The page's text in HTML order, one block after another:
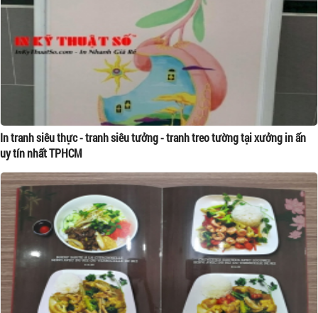
In tranh siêu thực - tranh siêu tưởng - tranh treo tường tại xưởng in ấn
uy tín nhất TPHCM